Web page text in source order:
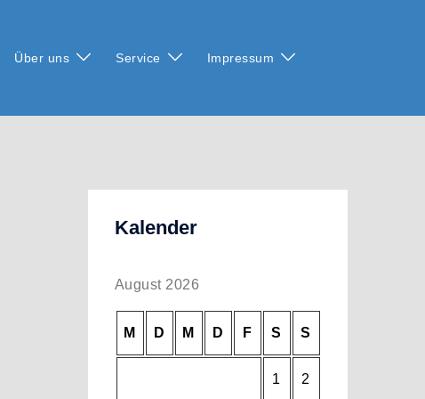
Über uns Service Impressum
Kalender
August 2026
M D M D F S S
1 2